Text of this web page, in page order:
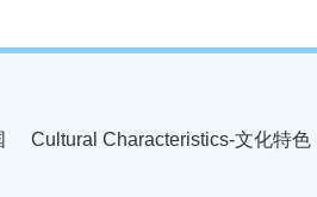
Cultural Characteristics-文化特色